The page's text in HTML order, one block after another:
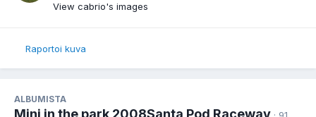
View cabrio's images
Raportoi kuva
ALBUMISTA
Mini in the park 2008Santa Pod Raceway